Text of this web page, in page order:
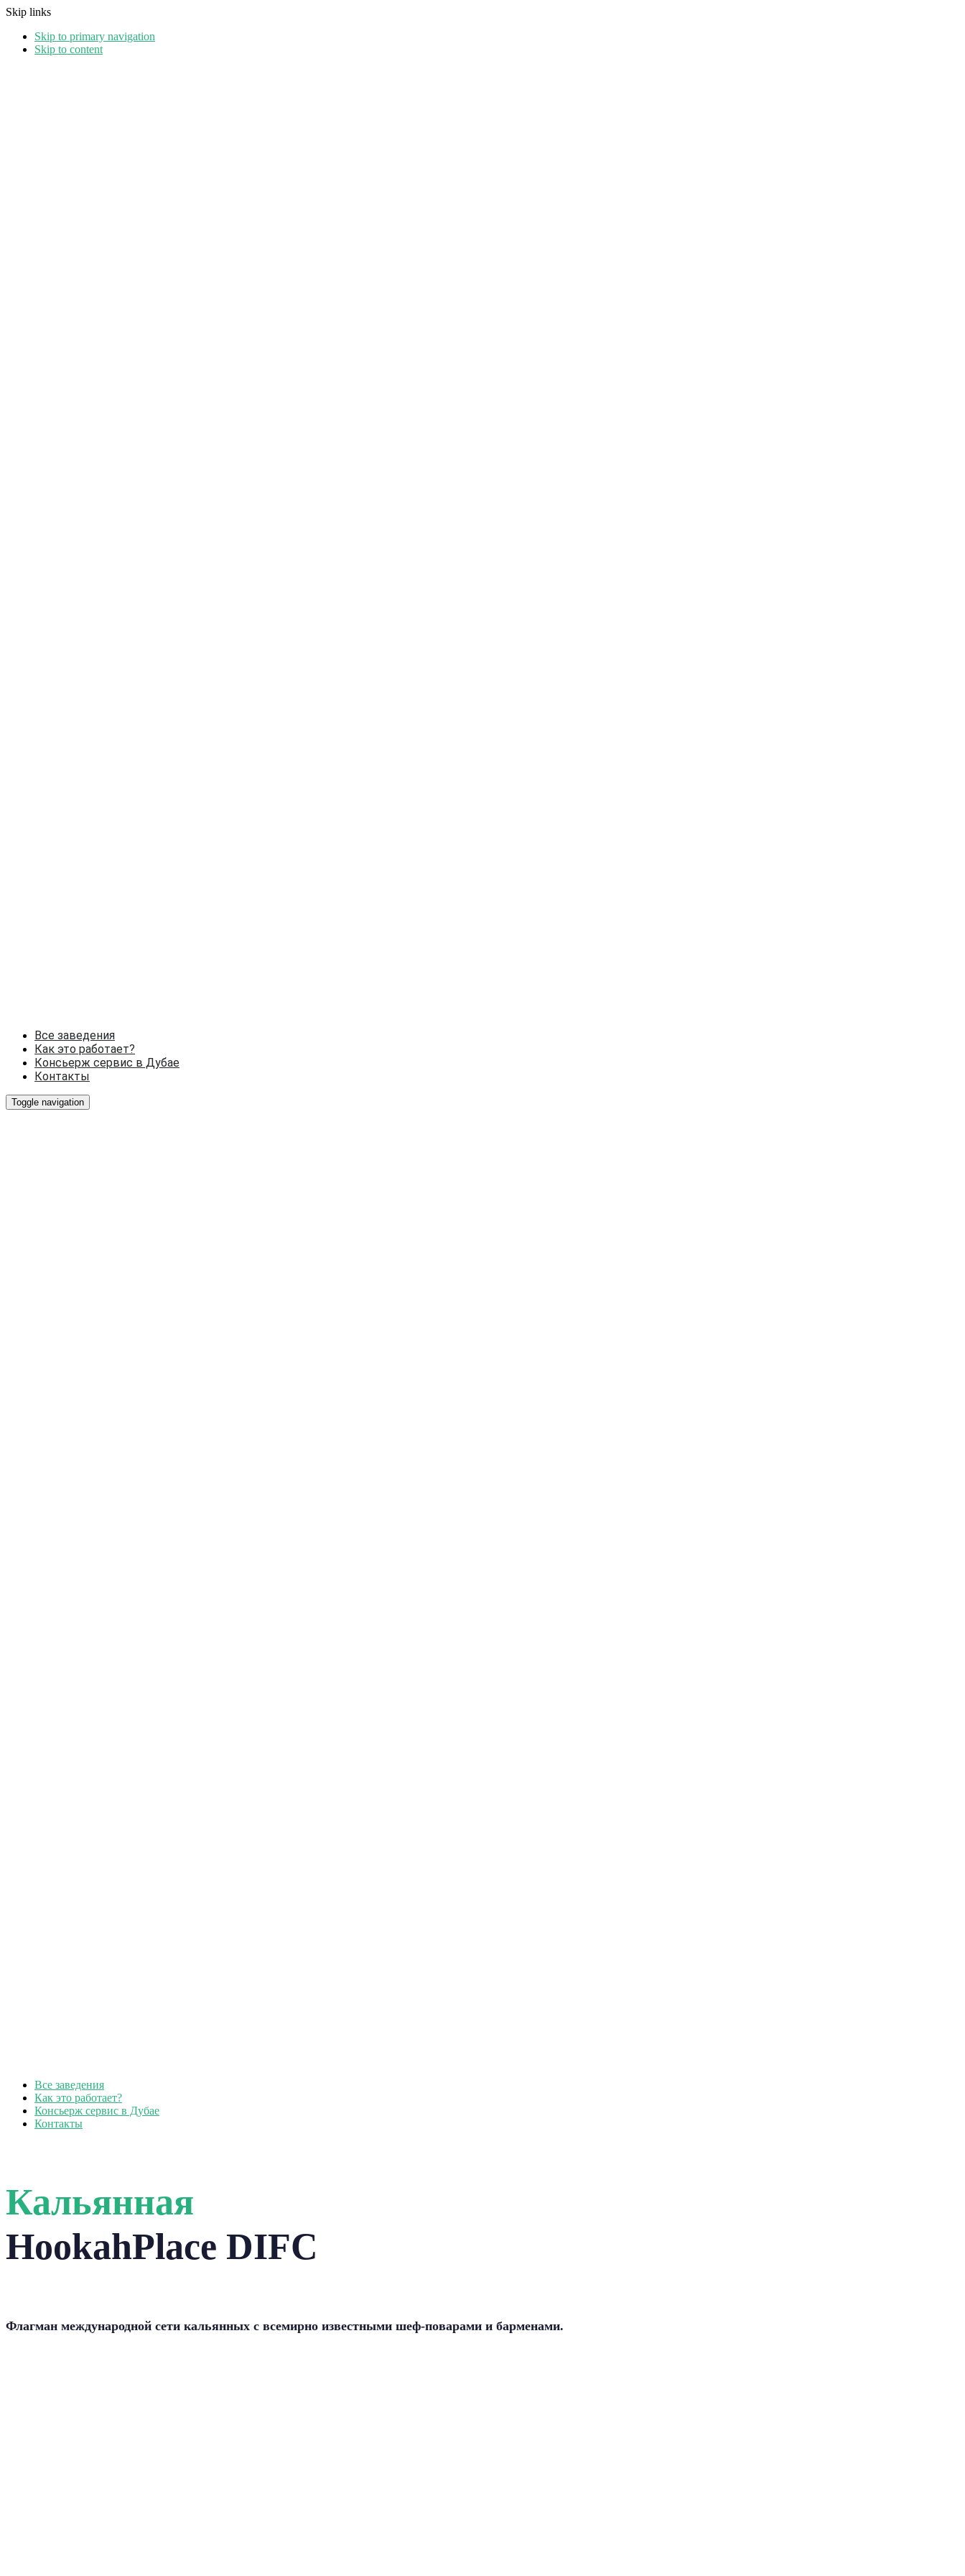
Skip links
Skip to primary navigation
Skip to content
Все заведения
Как это работает?
Консьерж сервис в Дубае
Контакты
Toggle navigation
Все заведения
Как это работает?
Консьерж сервис в Дубае
Контакты
Кальянная
HookahPlace DIFC
Флагман международной сети кальянных с всемирно известными шеф-поварами и барменами.